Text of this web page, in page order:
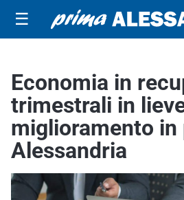
☰
Economia in
trimestrali in
miglioramento in
Alessandria